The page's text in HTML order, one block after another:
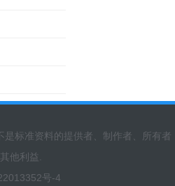
标准资料的提供者、制作者、所有者
他利益.
号-4